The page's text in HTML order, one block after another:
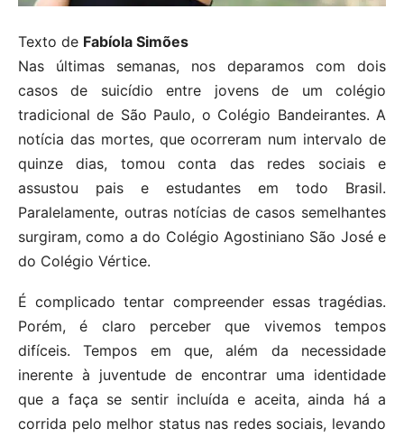
Texto de Fabíola Simões
Nas últimas semanas, nos deparamos com dois
casos de suicídio entre jovens de um colégio
tradicional de São Paulo, o Colégio Bandeirantes. A
notícia das mortes, que ocorreram num intervalo de
quinze dias, tomou conta das redes sociais e
assustou pais e estudantes em todo Brasil.
Paralelamente, outras notícias de casos semelhantes
surgiram, como a do Colégio Agostiniano São José e
do Colégio Vértice.
É complicado tentar compreender essas tragédias.
Porém, é claro perceber que vivemos tempos
difíceis. Tempos em que, além da necessidade
inerente à juventude de encontrar uma identidade
que a faça se sentir incluída e aceita, ainda há a
corrida pelo melhor status nas redes sociais, levando